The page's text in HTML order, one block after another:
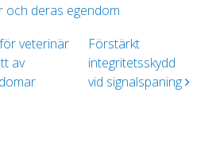
och deras egendom
veterinär
av
Förstärkt
integritetsskydd
vid signalspaning